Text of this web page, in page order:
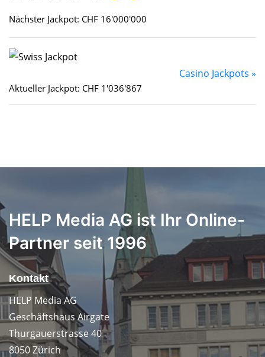
Nächster Jackpot: CHF 16'000'000
Casino Jackpots »
Aktueller Jackpot: CHF 1'036'867
HELP Media AG ist Ihr Online-
Partner seit 1996
Kontakt
HELP Media AG
Geschäftshaus Airgate
Thurgauerstrasse 40
8050 Zürich